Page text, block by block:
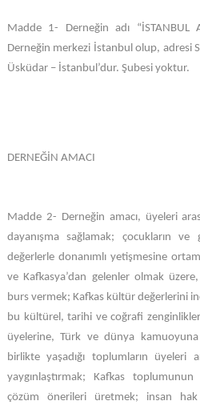
Madde 1- Derneğin adı “İSTANBUL
Derneğin merkezi İstanbul olup, adresi
Üsküdar – İstanbul’dur. Şubesi yoktur.
DERNEĞİN AMACI
Madde 2- Derneğin amacı, üyeleri
dayanışma sağlamak; çocukların
değerlerle donanımlı yetişmesine
ve Kafkasya’dan gelenler olmak
burs vermek; Kafkas kültür değerlerini
bu kültürel, tarihi ve coğrafi
üyelerine, Türk ve dünya
birlikte yaşadığı toplumların üyeleri
yaygınlaştırmak; Kafkas
çözüm önerileri üretmek; insan